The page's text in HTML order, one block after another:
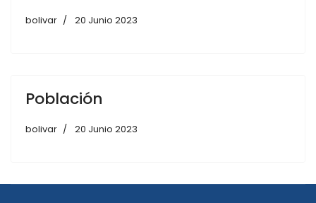
bolivar 20 Junio 2023
Población
bolivar 20 Junio 2023